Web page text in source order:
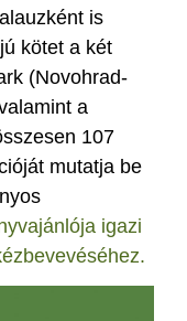
is
kötet a két
(Novohrad-
a
107
mutatja be
igazi